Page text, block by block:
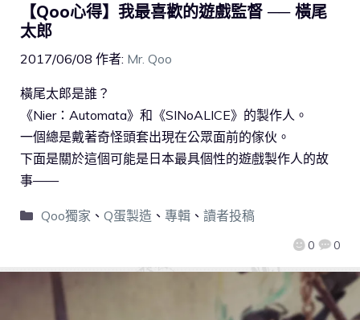
【Qoo心得】我最喜歡的遊戲監督 ── 橫尾
太郎
2017/06/08 作者: Mr. Qoo
0 0
橫尾太郎是誰？
《Nier：Automata》和《SINoALICE》的製作人。
一個總是戴著奇怪頭套出現在公眾面前的傢伙。
下面是關於這個可能是日本最具個性的遊戲製作人的故
事——
Qoo獨家 、 Q蛋製造 、 專輯、 讀者投稿